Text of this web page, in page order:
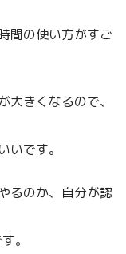
間の使い方がすご
きくなるので、
いです。
るのか、自分が認
。